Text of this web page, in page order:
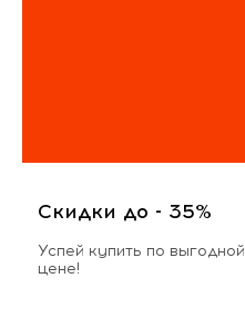
Скидки до - 35%
Успей купить по выгодной
цене!